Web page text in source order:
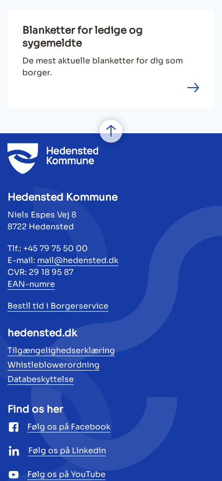
Blanketter for ledige og
sygemeldte
De mest aktuelle blanketter for dig som
borger.
Hedensted Kommune
Niels Espes Vej 8
8722 Hedensted
Tlf.: +45 79 75 50 00
E-mail: mail@hedensted.dk
CVR: 29 18 95 87
EAN-numre
Bestil tid i Borgerservice
hedensted.dk
Tilgængelighedserklæring
Whistleblowerordning
Databeskyttelse
Find os her
Følg os på Facebook
Følg os på Linkedin
Følg os på YouTube